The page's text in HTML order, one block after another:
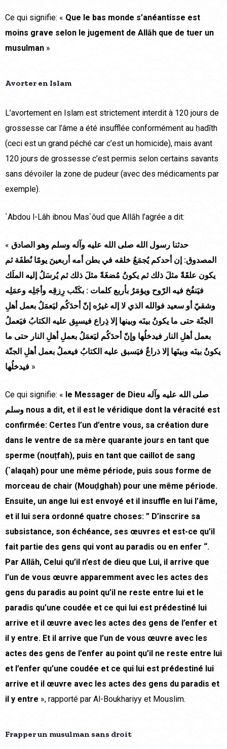
Ce qui signifie: « Que le bas monde s’anéantisse est
moins grave selon le jugement de Allāh que de tuer un
musulman »
Avorter en Islam
L’avortement en Islam est strictement interdit à 120 jours de
grossesse car l’âme a été insufflée conformément au ḥadīth
(ceci est un grand péché car c’est un homicide), mais avant
120 jours de grossesse c’est permis selon certains savants
sans dévoiler la zone de pudeur (avec des médicaments par
exemple).
`Abdou l-Lâh ibnou Mas`ôud que Allāh l’agrée a dit:
« حدثنا رسول الله صلى الله عليه وآله وسلم وهو الصادق
المصدوق: إن أحدكم يُجمَعُ خلقه في بطن أمه أربعينَ يومًا نُطفَة ثم
يكون علقَةً مثلَ ذلك ثم يكونُ مُضغَةً مثلَ ذلك ثم يُرسَلُ إليه الملَك
فيَنفُخ فيه الرّوح ويؤمَرُ بأربع كلمات : بكَتْب رِزقِه وأجَلِه وعمَلِه
وشقيّ أو سعيد فوالله الذي لا إله غيرُه إنّ أحدَكُم ليَعمَلُ بعمل أهلِ
الجنّة حتى ما يكونُ بينَه وبينها إلا ذِراع فيسبِق عليه الكتابُ فيَعملُ
بعمل أهلِ النار فيدخلُها وإنّ أحدَكُم ليَعمَلُ بعملِ أهلِ النار حتى ما
يكونُ بينَه وبينَها إلا ذراعٌ فيَسبق عليه الكتابُ فيعملُ بعمل أهلِ الجنّة
»
Ce qui signifie: « le Messager de Dieu صلى الله عليه وآله
وسلم nous a dit, et il est le véridique dont la véracité est
confirmée: Certes l’un d’entre vous, sa création dure
dans le ventre de sa mère quarante jours en tant que
sperme (nouṭfah), puis en tant que caillot de sang
(`alaqah) pour une même période, puis sous forme de
morceau de chair (Mouḍghah) pour une même période.
Ensuite, un ange lui est envoyé et il insuffle en lui l’âme,
et il lui sera ordonné quatre choses: ” D’inscrire sa
subsistance, son échéance, ses œuvres et est-ce qu’il
fait partie des gens qui vont au paradis ou en enfer “.
Par Allāh, Celui qu’il n’est de dieu que Lui, il arrive que
l’un de vous œuvre apparemment avec les actes des
gens du paradis au point qu’il ne reste entre lui et le
paradis qu’une coudée et ce qui lui est prédestiné lui
arrive et il œuvre avec les actes des gens de l’enfer et
il y entre. Et il arrive que l’un de vous œuvre avec les
actes des gens de l’enfer au point qu’il ne reste entre lui
et l’enfer qu’une coudée et ce qui lui est prédestiné lui
arrive et il œuvre avec les actes des gens du paradis et
il y entre », rapporté par Al-Boukhariyy et Mouslim.
Frapper un musulman sans droit